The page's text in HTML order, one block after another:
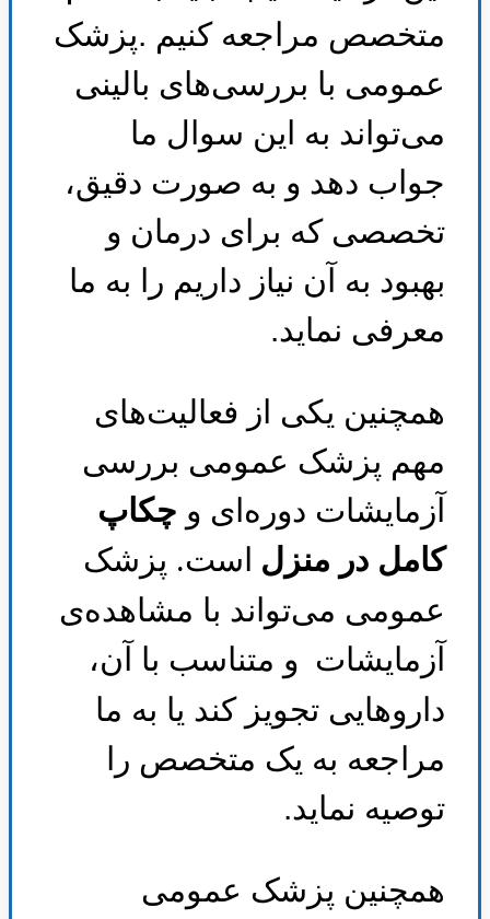
متخصص مراجعه کنیم .پزشک
عمومی با بررسی‌های بالینی
می‌تواند به این سوال ما
جواب دهد و به صورت دقیق،
تخصصی که برای درمان و
بهبود به آن نیاز داریم را به ما
معرفی نماید.
همچنین یکی از فعالیت‌های
مهم پزشک عمومی بررسی
آزمایشات دوره‌ای و چکاپ
کامل در منزل است. پزشک
عمومی می‌تواند با مشاهده‌ی
آزمایشات و متناسب با آن،
داروهایی تجویز کند یا به ما
مراجعه به یک متخصص را
توصیه نماید.
همچنین پزشک عمومی